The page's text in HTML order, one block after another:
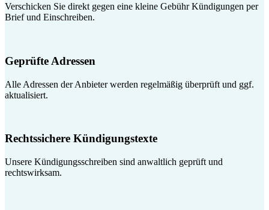
Verschicken Sie direkt gegen eine kleine Gebühr Kündigungen per
Brief und Einschreiben.
Geprüfte Adressen
Alle Adressen der Anbieter werden regelmäßig überprüft und ggf.
aktualisiert.
Rechtssichere Kündigungstexte
Unsere Kündigungsschreiben sind anwaltlich geprüft und
rechtswirksam.